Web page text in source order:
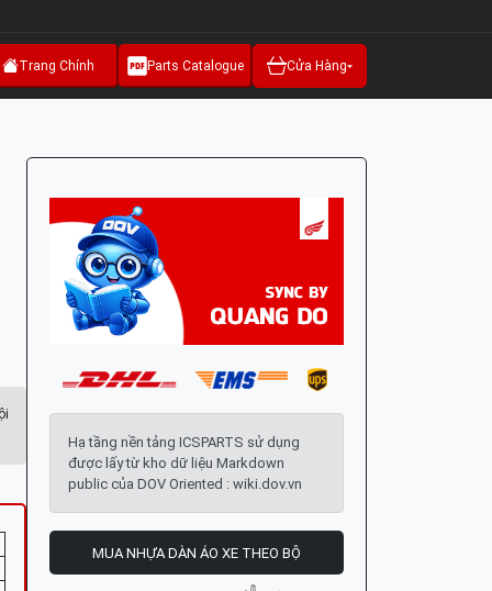
Trang Chính Parts Catalogue Cửa Hàng
Hạ tầng nền tảng ICSPARTS sử dụng
được lấy từ kho dữ liệu Markdown
public của DOV Oriented : wiki.dov.vn
MUA NHỰA DÀN ÁO XE THEO BỘ